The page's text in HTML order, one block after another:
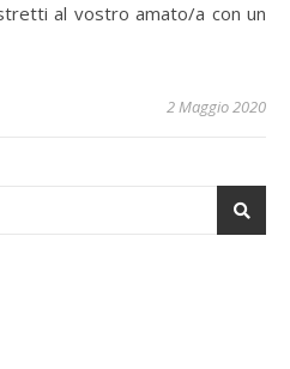
al vostro amato/a con un
2 Maggio 2020